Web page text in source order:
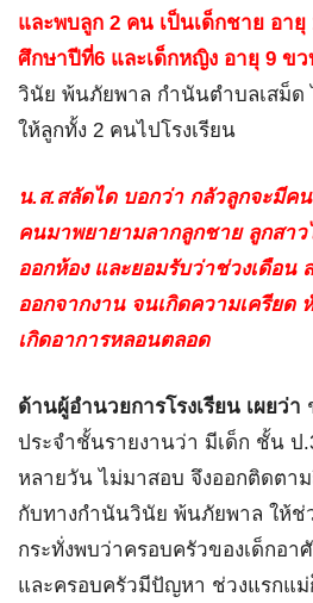
และพบลูก 2 คน เป็นเด็กชาย อา
ศึกษาปีที่6 และเด็กหญิง อายุ 9 ข
วินัย พ้นภัยพาล กำนันตำบลเสม็ด
ให้ลูกทั้ง 2 คนไปโรงเรียน
น.ส.สลัดได บอกว่า กลัวลูกจะมีค
คนมาพยายามลากลูกชาย ลูกสาว
ออกห้อง และยอมรับว่าช่วงเดือน
ออกจากงาน จนเกิดความเครียด
เกิดอาการหลอนตลอด
ด้านผู้อำนวยการโรงเรียน เผยว่า
ประจำชั้นรายงานว่า มีเด็ก ชั้น ป
หลายวัน ไม่มาสอบ จึงออกติดตา
กับทางกำนันวินัย พ้นภัยพาล ให้ช่
กระทั่งพบว่าครอบครัวของเด็กอา
และครอบครัวมีปัญหา ช่วงแรกแม่